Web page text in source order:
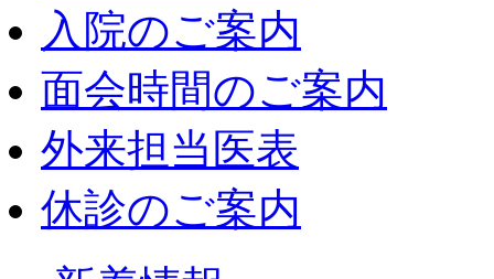
入院のご案内
面会時間のご案内
外来担当医表
休診のご案内